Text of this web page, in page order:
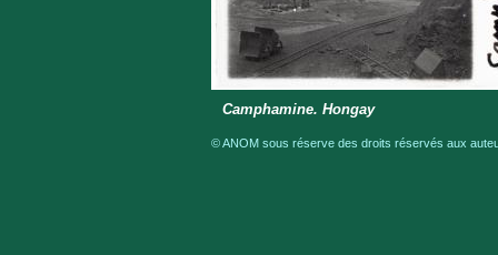
Camphamine. Hongay
© ANOM sous réserve des droits réservés aux